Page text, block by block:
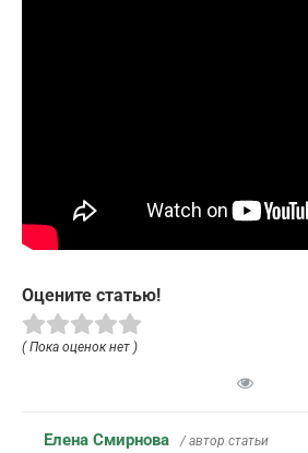
Оцените статью!
( Пока оценок нет )
Елена Смирнова / автор статьи